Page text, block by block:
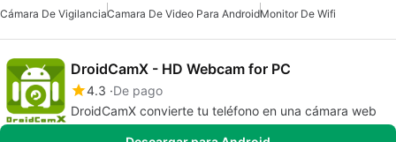
Cámara De VigilanciaCamara De Video Para AndroidMonitor De Wifi
DroidCamX - HD Webcam for PC
4.3 De pago
DroidCamX convierte tu teléfono en una cámara web